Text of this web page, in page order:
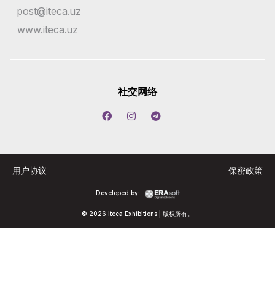
post@iteca.uz
www.iteca.uz
社交网络
© 2026 Iteca Exhibitions | 版权所有。
Developed by:
用户协议 保密政策